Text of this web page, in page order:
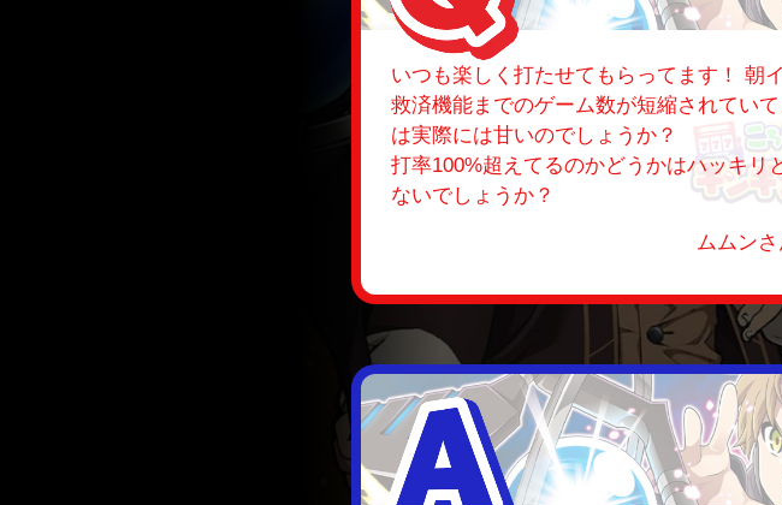
いつも楽しく打たせてもらってます！ 朝
救済機能までのゲーム数が短縮されてい
は実際には甘いのでしょうか？
打率100%超えてるのかどうかはハッキリ
ないでしょうか？
ムムン